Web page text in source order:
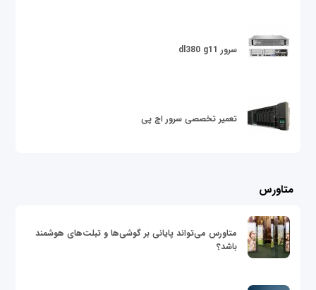
سرور dl380 g11
تعمیر تخصصی سرور اچ پی
متاورس
متاورس می‌تواند پایانی بر گوشی‌ها و تبلت‌های هوشمند
باشد؟